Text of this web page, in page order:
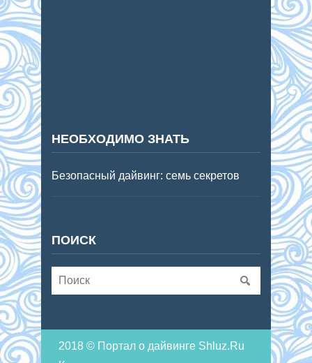
НЕОБХОДИМО ЗНАТЬ
Безопасный дайвинг: семь секретов
ПОИСК
2018 © Портал о дайвинге Shluz.Ru